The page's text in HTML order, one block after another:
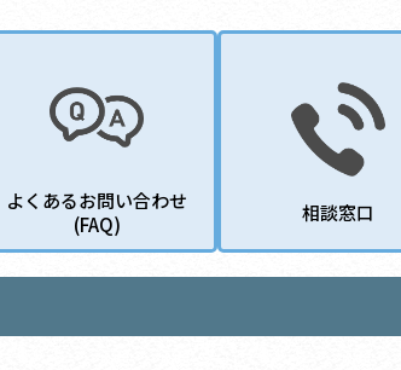
よくあるお問い合わせ
(FAQ)
相談窓口